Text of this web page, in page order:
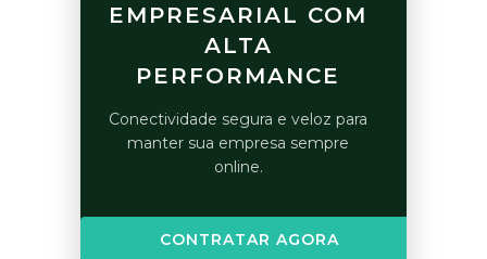
EMPRESARIAL COM
ALTA
PERFORMANCE
Conectividade segura e veloz para
manter sua empresa sempre
online.
CONTRATAR AGORA